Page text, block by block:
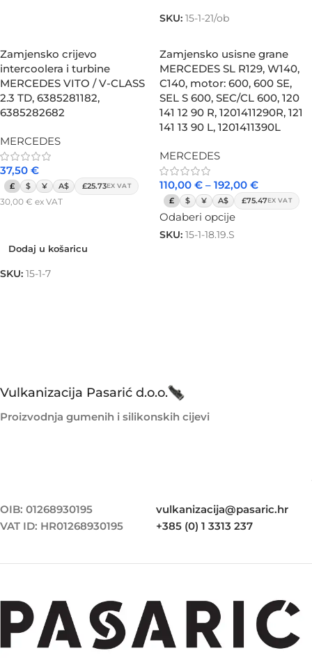
SKU: 15-1-21/ob
Zamjensko crijevo
intercoolera i turbine
MERCEDES VITO / V-CLASS
2.3 TD, 6385281182,
6385282682
MERCEDES
37,50 €
£ $ ¥ A$ £25.73EX VAT
30,00 € ex VAT
Dodaj u košaricu
SKU: 15-1-7
Zamjensko usisne grane
MERCEDES SL R129, W140,
C140, motor: 600, 600 SE,
SEL S 600, SEC/CL 600, 120
141 12 90 R, 1201411290R, 121
141 13 90 L, 1201411390L
MERCEDES
110,00 € – 192,00 €
£ $ ¥ A$ £75.47EX VAT
Odaberi opcije
SKU: 15-1-18.19.S
Vulkanizacija Pasarić d.o.o.
Proizvodnja gumenih i silikonskih cijevi
OIB: 01268930195
VAT ID: HR01268930195
vulkanizacija@pasaric.hr
+385 (0) 1 3313 237